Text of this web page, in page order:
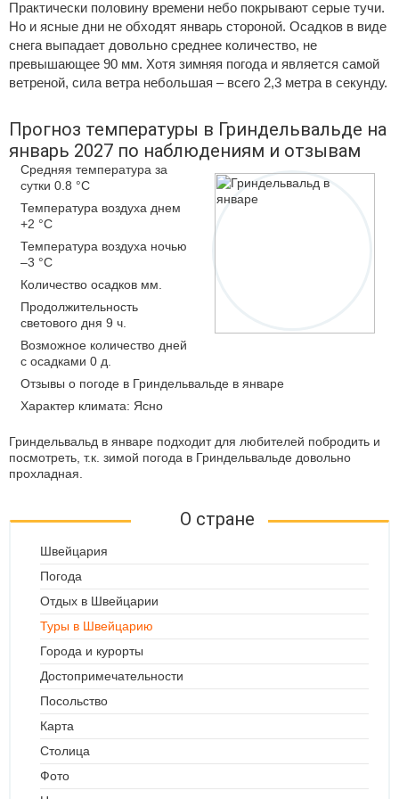
Практически половину времени небо покрывают серые тучи.
Но и ясные дни не обходят январь стороной. Осадков в виде
снега выпадает довольно среднее количество, не
превышающее 90 мм. Хотя зимняя погода и является самой
ветреной, сила ветра небольшая – всего 2,3 метра в секунду.
Прогноз температуры в Гриндельвальде на
январь 2027 по наблюдениям и отзывам
Средняя температура за
сутки 0.8 °C
Температура воздуха днем
+2 °C
Температура воздуха ночью
–3 °C
Количество осадков мм.
Продолжительность
светового дня 9 ч.
Возможное количество дней
с осадками 0 д.
Отзывы о погоде в Гриндельвальде в январе
Характер климата: Ясно
Гриндельвальд в январе подходит для любителей побродить и
посмотреть, т.к. зимой погода в Гриндельвальде довольно
прохладная.
О стране
Швейцария
Погода
Отдых в Швейцарии
Туры в Швейцарию
Города и курорты
Достопримечательности
Посольство
Карта
Столица
Фото